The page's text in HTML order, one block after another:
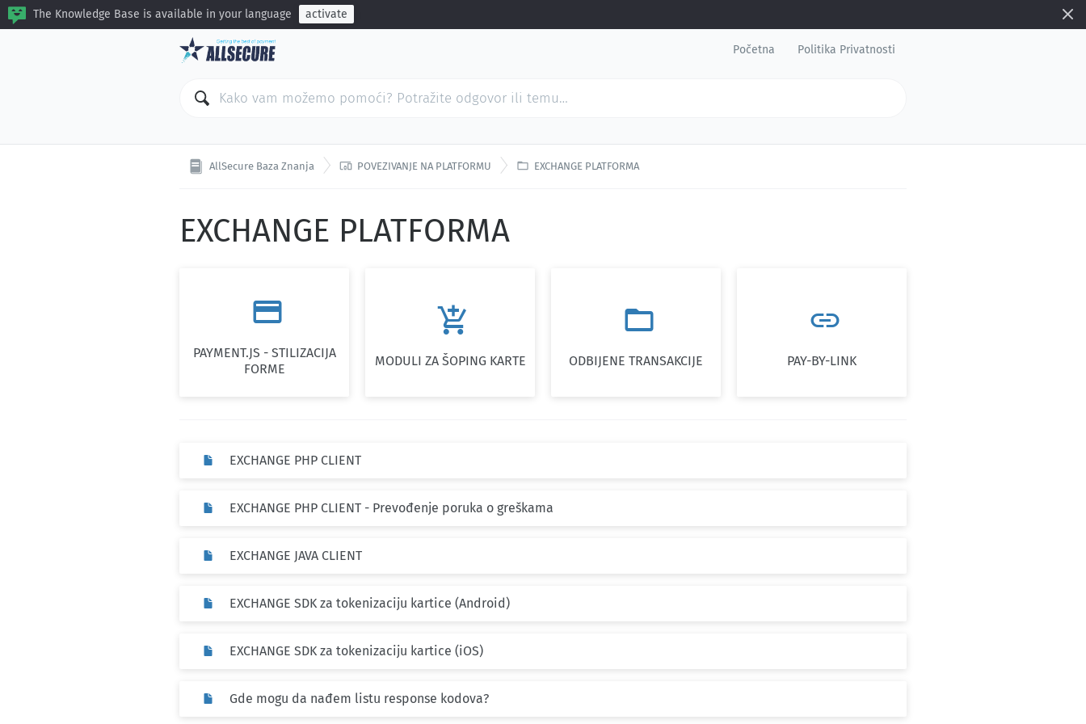
The Knowledge Base is available in your language activate
Početna Politika Privatnosti
AllSecure Baza Znanja  POVEZIVANJE NA PLATFORMU  EXCHANGE PLATFORMA
EXCHANGE PLATFORMA

PAYMENT.JS - STILIZACIJA
FORME

MODULI ZA ŠOPING KARTE

ODBIJENE TRANSAKCIJE

PAY-BY-LINK
EXCHANGE PHP CLIENT
EXCHANGE PHP CLIENT - Prevođenje poruka o greškama
EXCHANGE JAVA CLIENT
EXCHANGE SDK za tokenizaciju kartice (Android)
EXCHANGE SDK za tokenizaciju kartice (iOS)
Gde mogu da nađem listu response kodova?